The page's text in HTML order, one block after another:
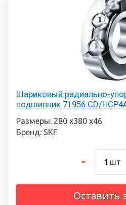
Шариковый радиально-
подшипник 71956 CD/
Размеры: 280 х380 х46
Бренд: SKF
шт
Оставить